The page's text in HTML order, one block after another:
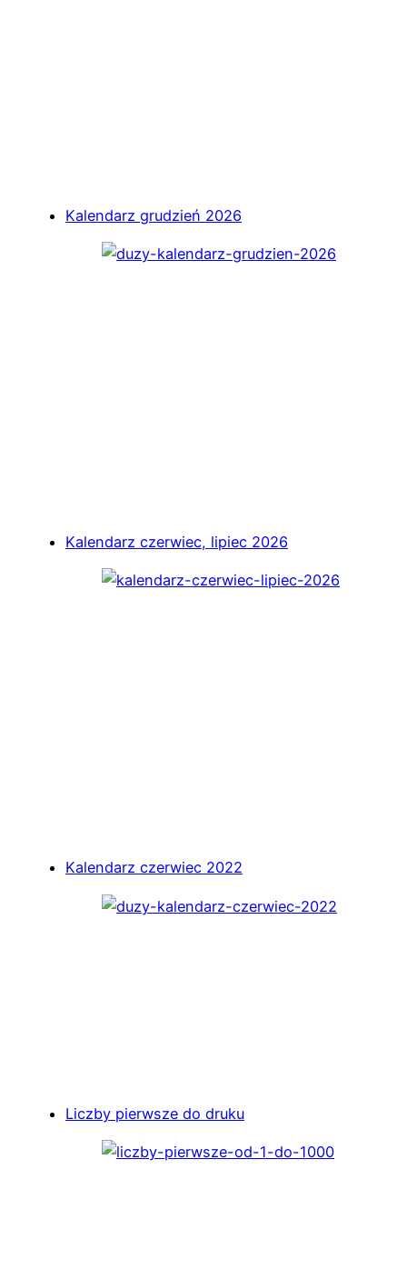
Kalendarz grudzień 2026
Kalendarz czerwiec, lipiec 2026
Kalendarz czerwiec 2022
Liczby pierwsze do druku